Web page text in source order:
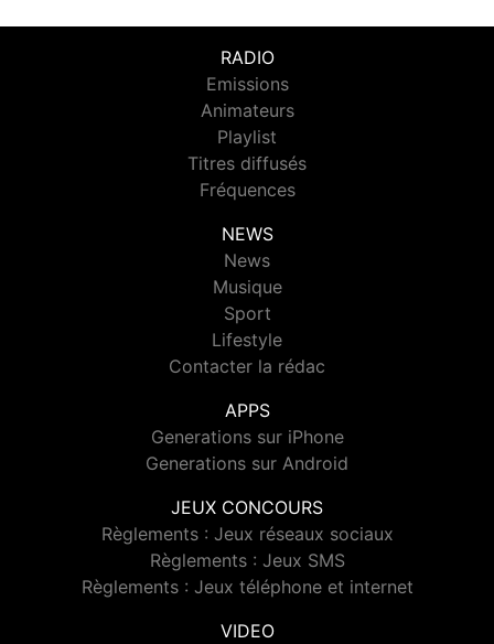
RADIO
Emissions
Animateurs
Playlist
Titres diffusés
Fréquences
NEWS
News
Musique
Sport
Lifestyle
Contacter la rédac
APPS
Generations sur iPhone
Generations sur Android
JEUX CONCOURS
Règlements : Jeux réseaux sociaux
Règlements : Jeux SMS
Règlements : Jeux téléphone et internet
VIDEO